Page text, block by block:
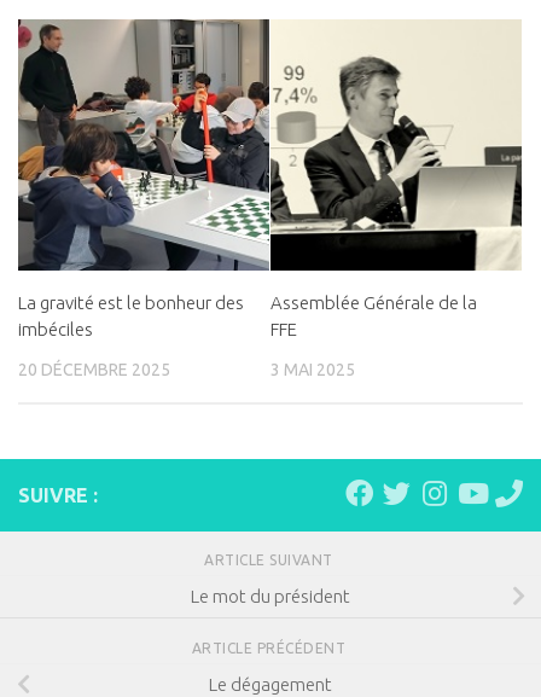
La gravité est le bonheur des
imbéciles
20 DÉCEMBRE 2025
Assemblée Générale de la
FFE
3 MAI 2025
SUIVRE :
ARTICLE SUIVANT
Le mot du président
ARTICLE PRÉCÉDENT
Le dégagement